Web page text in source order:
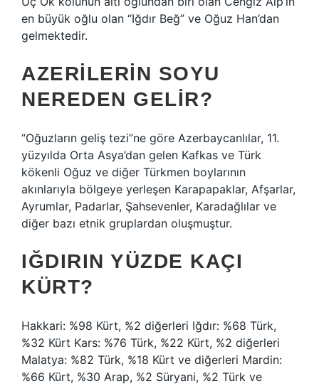
en büyük oğlu olan “Iğdır Beğ” ve Oğuz Han’dan
gelmektedir.
AZERILERIN SOYU
NEREDEN GELIR?
“Oğuzların geliş tezi”ne göre Azerbaycanlılar, 11.
yüzyılda Orta Asya’dan gelen Kafkas ve Türk
kökenli Oğuz ve diğer Türkmen boylarının
akınlarıyla bölgeye yerleşen Karapapaklar, Afşarlar,
Ayrumlar, Padarlar, Şahsevenler, Karadağlılar ve
diğer bazı etnik gruplardan oluşmuştur.
IĞDIRIN YÜZDE KAÇI
KÜRT?
Hakkari: %98 Kürt, %2 diğerleri Iğdır: %68 Türk,
%32 Kürt Kars: %76 Türk, %22 Kürt, %2 diğerleri
Malatya: %82 Türk, %18 Kürt ve diğerleri Mardin:
%66 Kürt, %30 Arap, %2 Süryani, %2 Türk ve